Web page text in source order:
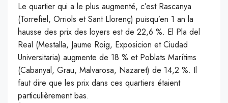
Le quartier qui a le plus augmenté, c’est Rascanya
(Torrefiel, Orriols et Sant Llorenç) puisqu’en 1 an la
hausse des prix des loyers est de 22,6 %. El Pla del
Real (Mestalla, Jaume Roig, Exposicion et Ciudad
Universitaria) augmente de 18 % et Poblats Marítims
(Cabanyal, Grau, Malvarosa, Nazaret) de 14,2 %. Il
faut dire que les prix dans ces quartiers étaient
particulièrement bas.